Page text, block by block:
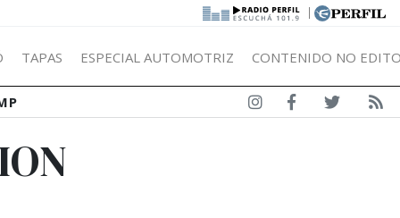
|
TAPAS ESPECIAL AUTOMOTRIZ CONTENIDO NO